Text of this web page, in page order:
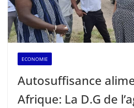
ECONOMIE
Autosuffisance
Afrique: La D.G de